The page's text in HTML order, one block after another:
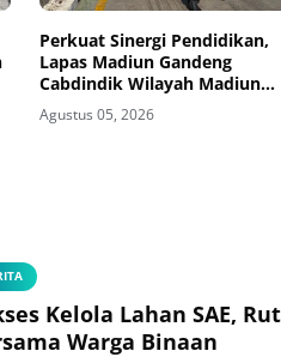
Perkuat Sinergi Pendidikan,
Lapas Madiun Gandeng
Cabdindik Wilayah Madiun
Hadirkan Program TITL
Agustus 05, 2026
Kelola Lahan SAE,
Warga Binaan